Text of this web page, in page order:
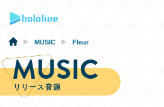
MUSIC Fleur
MUSIC
リリース音源